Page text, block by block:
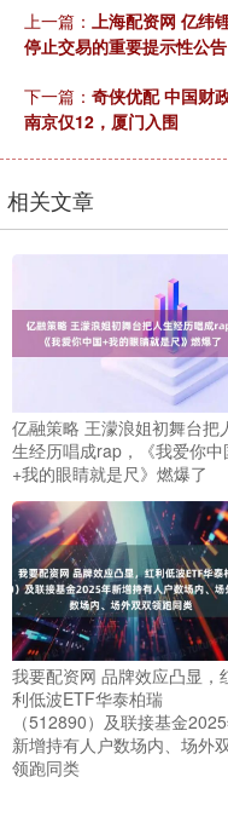
上一篇： 上海配资网 亿纬
停止交易的重要提示性公告
下一篇： 奇侠优配 中国财
南京仅12，厦门入围
相关文章
亿融策略 王濛浪姐初舞台把
生经历唱成rap，《我爱你中
+我的眼睛就是尺》燃爆了
我要配资网 品牌效应凸显，
利低波ETF华泰柏瑞
（512890）及联接基金
新增持有人户数场内、场外
领跑同类